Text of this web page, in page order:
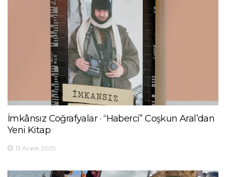
İmkânsız Coğrafyalar · “Haberci” Coşkun Aral’dan
Yeni Kitap
13 Aralık 2025